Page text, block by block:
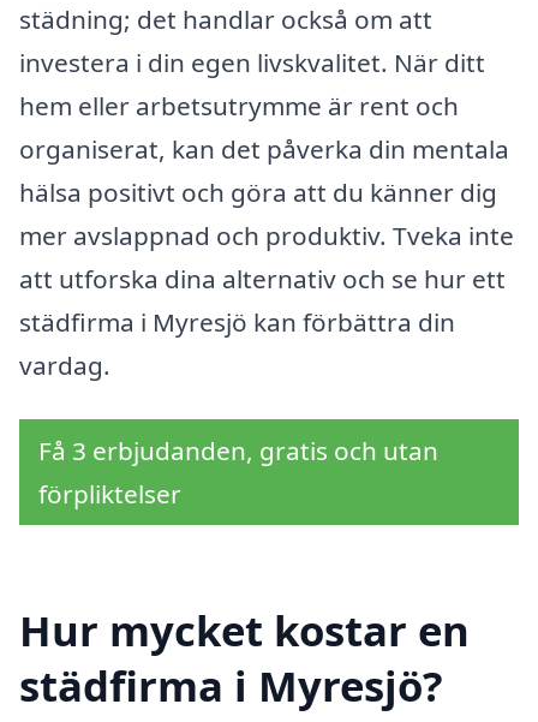
städning; det handlar också om att
investera i din egen livskvalitet. När ditt
hem eller arbetsutrymme är rent och
organiserat, kan det påverka din mentala
hälsa positivt och göra att du känner dig
mer avslappnad och produktiv. Tveka inte
att utforska dina alternativ och se hur ett
städfirma i Myresjö kan förbättra din
vardag.
Få 3 erbjudanden, gratis och utan
förpliktelser
Hur mycket kostar en
städfirma i Myresjö?